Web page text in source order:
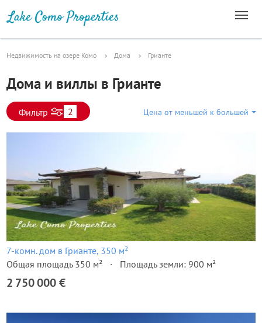
Недвижимость на озере Комо Дома Грианте
Дома и виллы в Грианте
Фильтр 2 Цена от меньшей к большей
7-комн. дом в Грианте, 350 м²
Общая площадь 350 м²
Площадь земли: 900 м²
2 750 000 €